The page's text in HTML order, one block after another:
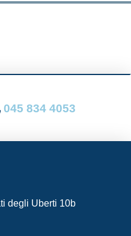
045 834 4053
degli Uberti 10b